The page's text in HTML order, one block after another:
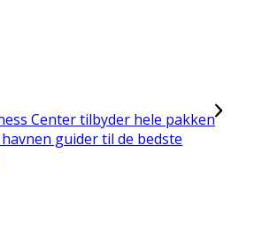
Center tilbyder hele pakken
guider til de bedste